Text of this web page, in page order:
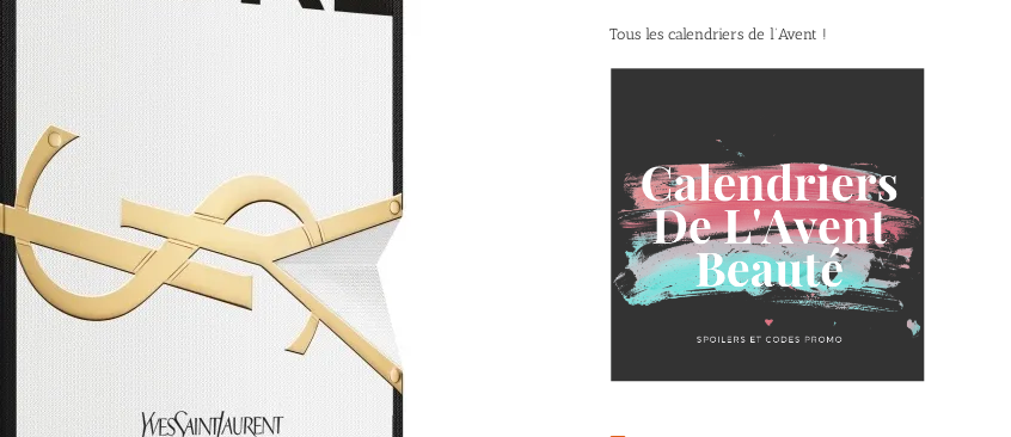
Tous les calendriers de l’Avent !